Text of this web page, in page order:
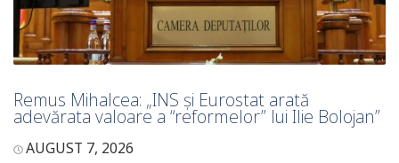
Remus Mihalcea: „INS și Eurostat arată
adevărata valoare a “reformelor” lui Ilie Bolojan”
AUGUST 7, 2026